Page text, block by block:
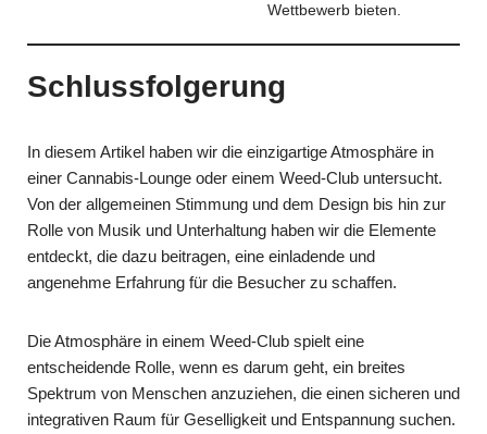
Wettbewerb bieten.
Schlussfolgerung
In diesem Artikel haben wir die einzigartige Atmosphäre in
einer Cannabis-Lounge oder einem Weed-Club untersucht.
Von der allgemeinen Stimmung und dem Design bis hin zur
Rolle von Musik und Unterhaltung haben wir die Elemente
entdeckt, die dazu beitragen, eine einladende und
angenehme Erfahrung für die Besucher zu schaffen.
Die Atmosphäre in einem Weed-Club spielt eine
entscheidende Rolle, wenn es darum geht, ein breites
Spektrum von Menschen anzuziehen, die einen sicheren und
integrativen Raum für Geselligkeit und Entspannung suchen.